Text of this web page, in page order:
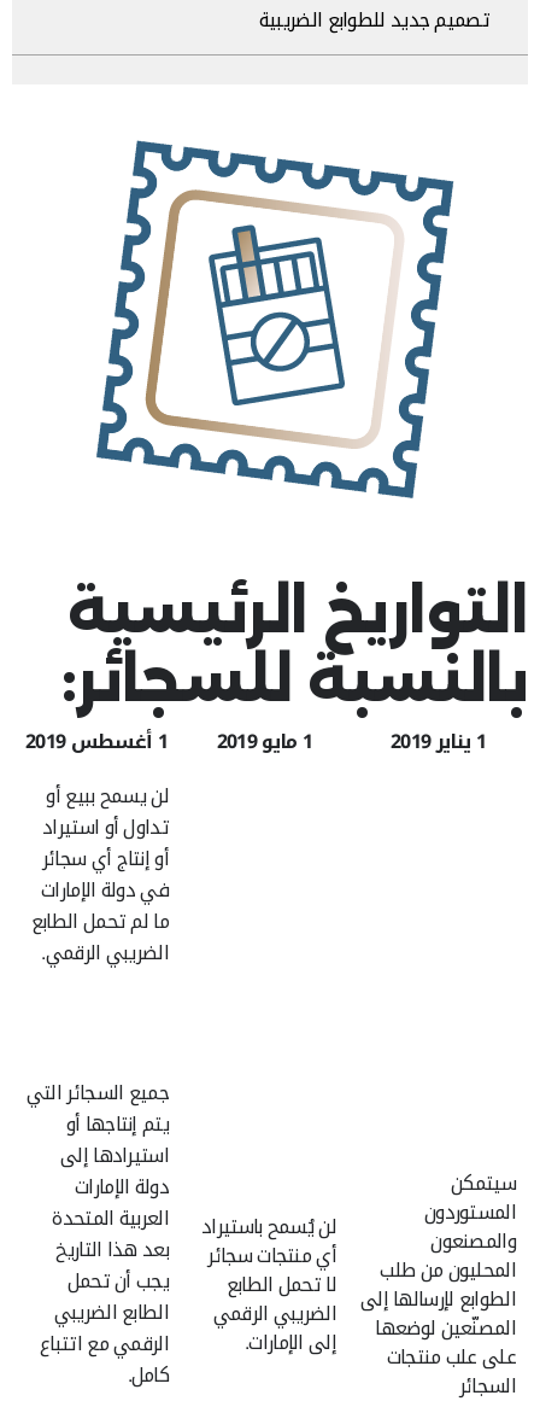
تصميم جديد للطوابع الضريبية
التواريخ الرئيسية
بالنسبة للسجائر:
1 يناير 2019 1 مايو 2019 1 أغسطس 2019
سيتمكن
المستوردون
والمصنعون
المحليون من طلب
الطوابع لإرسالها إلى
المصنّعين لوضعها
على علب منتجات
السجائر
لن يُسمح باستيراد
أي منتجات سجائر
لا تحمل الطابع
الضريبي الرقمي
إلى الإمارات.
لن يسمح ببيع أو
تداول أو استيراد
أو إنتاج أي سجائر
في دولة الإمارات
ما لم تحمل الطابع
الضريبي الرقمي.
جميع السجائر التي
يتم إنتاجها أو
استيرادها إلى
دولة الإمارات
العربية المتحدة
بعد هذا التاريخ
يجب أن تحمل
الطابع الضريبي
الرقمي مع اتتباع
كامل.